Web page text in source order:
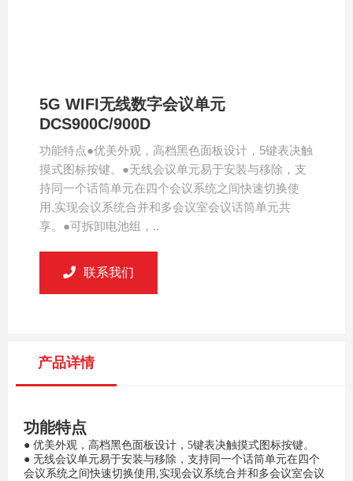
5G WIFI无线数字会议单元
DCS900C/900D
功能特点●优美外观，高档黑色面板设计，5键表决触
摸式图标按键。●无线会议单元易于安装与移除，支
持同一个话筒单元在四个会议系统之间快速切换使
用,实现会议系统合并和多会议室会议话筒单元共
享。●可拆卸电池组，..
联系我们
产品详情
功能特点
● 优美外观，高档黑色面板设计，5键表决触摸式图标按键。
● 无线会议单元易于安装与移除，支持同一个话筒单元在四个
会议系统之间快速切换使用,实现会议系统合并和多会议室会议